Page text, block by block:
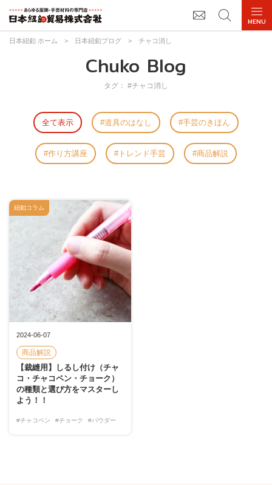
日本紐釦 ホーム > 日本紐釦ブログ > チャコ消し
Chuko Blog
タグ： #チャコ消し
全て表示 道具のはなし 手芸のきほん
作り方講座 トレンド手芸 商品解説
2024-06-07
商品解説
【裁縫用】しるし付け（チャ
コ・チャコペン・チョーク）
の種類と選び方をマスターし
よう！！
#チャコペン #チョーク #パウダー
紐釦コラム